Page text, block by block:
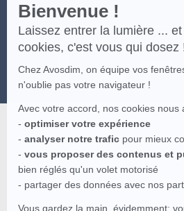
Bienvenue !
Laissez entrer la lumière ...
cookies, c'est vous qui dosez
Chez Avosdim, on équipe vos
n'oublie pas votre navigateur !
Avec votre accord, nos cookies nous
- optimiser votre expérience
- analyser notre trafic pour mieux
- vous proposer des contenus et
bien réglés qu'un volet motorisé
- partager des données avec nos
Vous gardez la main, évidemment: